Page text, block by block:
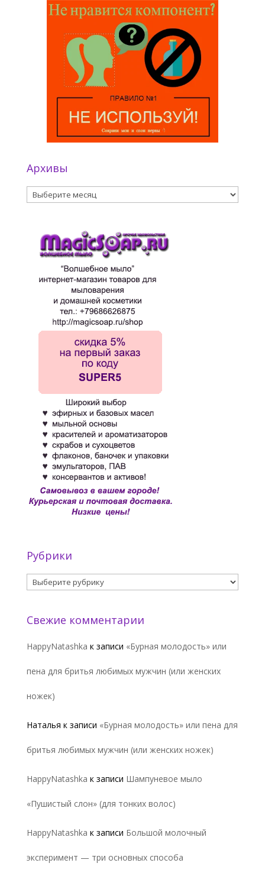
Архивы
Архивы
Рубрики
Рубрики
Свежие комментарии
HappyNatashka к записи «Бурная молодость» или
пена для бритья любимых мужчин (или женских
ножек)
Наталья к записи «Бурная молодость» или пена для
бритья любимых мужчин (или женских ножек)
HappyNatashka к записи Шампуневое мыло
«Пушистый слон» (для тонких волос)
HappyNatashka к записи Большой молочный
эксперимент — три основных способа